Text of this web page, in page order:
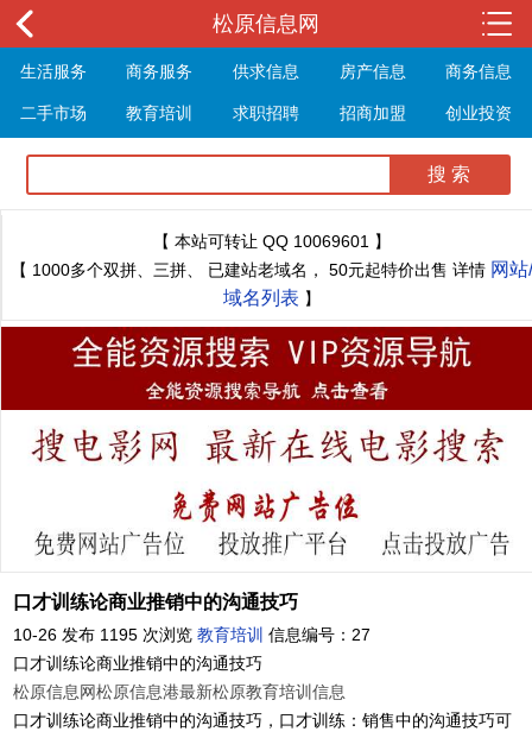
松原信息网
生活服务 商务服务 供求信息 房产信息 商务信息
二手市场 教育培训 求职招聘 招商加盟 创业投资
展会信息 旅游信息 休闲娱乐 体育健身 最新资讯
最新推文
【 本站可转让 QQ 10069601 】
【 1000多个双拼、三拼、 已建站老域名， 50元起特价出售 详情 网站/
域名列表 】
口才训练论商业推销中的沟通技巧
10-26 发布 1195 次浏览 教育培训 信息编号：27
口才训练论商业推销中的沟通技巧
松原信息网松原信息港最新松原教育培训信息
口才训练论商业推销中的沟通技巧，口才训练：销售中的沟通技巧可